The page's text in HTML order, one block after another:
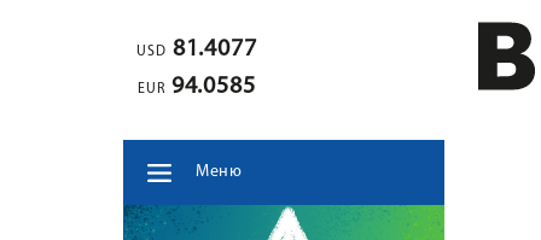
USD 81.4077
EUR 94.0585
Меню